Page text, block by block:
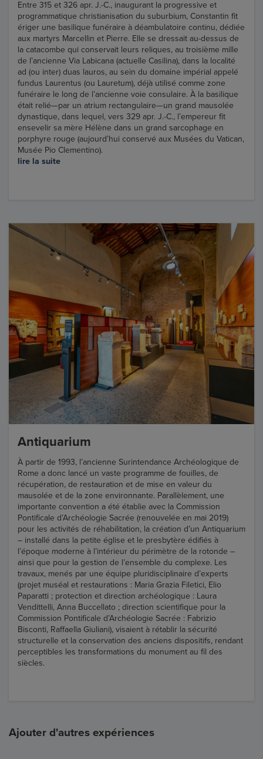
Entre 315 et 326 apr. J.-C., inaugurant la progressive et
programmatique christianisation du suburbium, Constantin fit
ériger une basilique funéraire à déambulatoire continu, dédiée
aux martyrs Marcellin et Pierre. Elle se dressait au-dessus de
la catacombe qui conservait leurs reliques, au troisième mille
de l’ancienne Via Labicana (actuelle Casilina), dans la localité
ad (ou inter) duas lauros, au sein du domaine impérial appelé
fundus Laurentus (ou Lauretum), déjà utilisé comme zone
funéraire le long de l’ancienne voie consulaire. À la basilique
était relié—par un atrium rectangulaire—un grand mausolée
dynastique, dans lequel, vers 329 apr. J.-C., l’empereur fit
ensevelir sa mère Hélène dans un grand sarcophage en
porphyre rouge (aujourd’hui conservé aux Musées du Vatican,
Musée Pio Clementino).
lire la suite
Antiquarium
À partir de 1993, l’ancienne Surintendance Archéologique de
Rome a donc lancé un vaste programme de fouilles, de
récupération, de restauration et de mise en valeur du
mausolée et de la zone environnante. Parallèlement, une
importante convention a été établie avec la Commission
Pontificale d’Archéologie Sacrée (renouvelée en mai 2019)
pour les activités de réhabilitation, la création d’un Antiquarium
– installé dans la petite église et le presbytère édifiés à
l’époque moderne à l’intérieur du périmètre de la rotonde –
ainsi que pour la gestion de l’ensemble du complexe. Les
travaux, menés par une équipe pluridisciplinaire d’experts
(projet muséal et restaurations : Maria Grazia Filetici, Elio
Paparatti ; protection et direction archéologique : Laura
Vendittelli, Anna Buccellato ; direction scientifique pour la
Commission Pontificale d’Archéologie Sacrée : Fabrizio
Bisconti, Raffaella Giuliani), visaient à rétablir la sécurité
structurelle et la conservation des anciens dispositifs, rendant
perceptibles les transformations du monument au fil des
siècles.
Ajouter d'autres expériences